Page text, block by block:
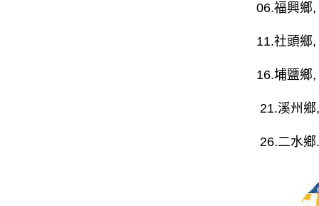
06.福興鄉,
11.社頭鄉,
16.埔鹽鄉,
21.溪州鄉
26.二水鄉.